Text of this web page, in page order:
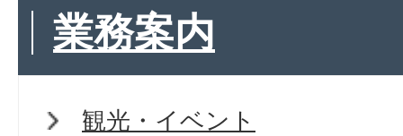
業務案内
観光・イベント